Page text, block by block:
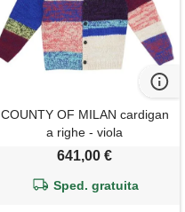
COUNTY OF MILAN cardigan
a righe - viola
641,00 €
Sped. gratuita